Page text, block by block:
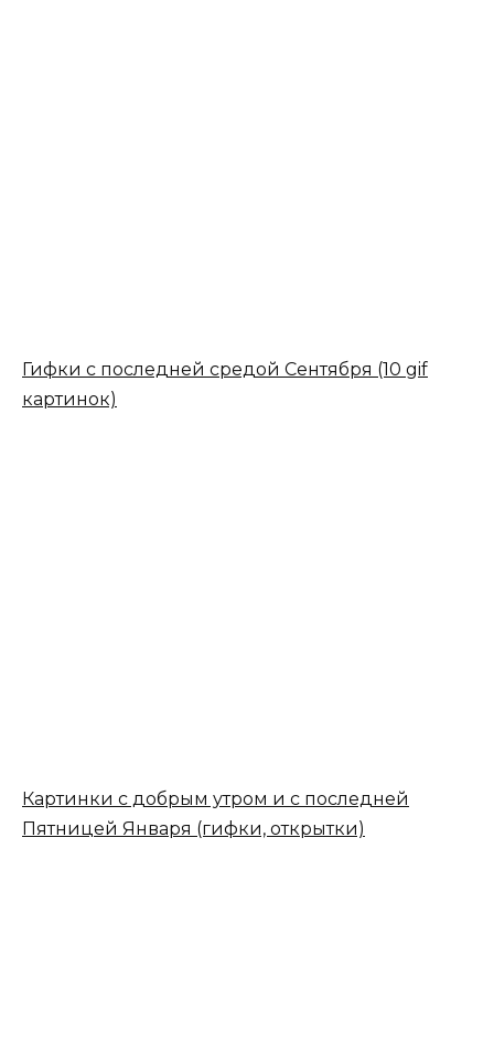
Гифки с последней средой Сентября (10 gif
картинок)
Картинки с добрым утром и с последней
Пятницей Января (гифки, открытки)